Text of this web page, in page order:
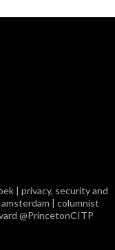
| privacy, security and
| columnist
@PrincetonCITP